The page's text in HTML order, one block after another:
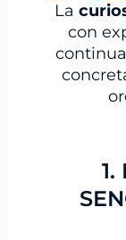
La
con
1.